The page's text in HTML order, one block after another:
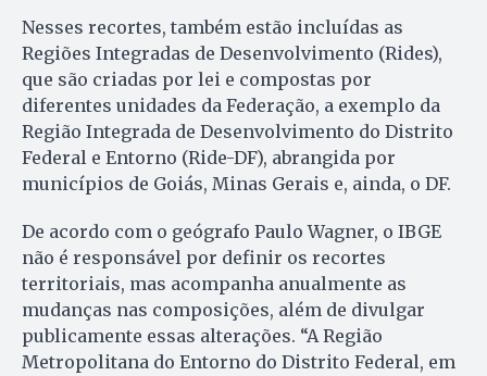
Nesses recortes, também estão incluídas as
Regiões Integradas de Desenvolvimento (Rides),
que são criadas por lei e compostas por
diferentes unidades da Federação, a exemplo da
Região Integrada de Desenvolvimento do Distrito
Federal e Entorno (Ride-DF), abrangida por
municípios de Goiás, Minas Gerais e, ainda, o DF.
De acordo com o geógrafo Paulo Wagner, o IBGE
não é responsável por definir os recortes
territoriais, mas acompanha anualmente as
mudanças nas composições, além de divulgar
publicamente essas alterações. “A Região
Metropolitana do Entorno do Distrito Federal, em